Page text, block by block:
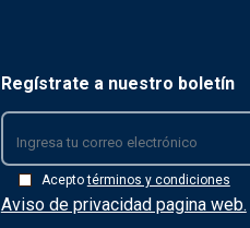
Regístrate a nuestro boletín
Aceptotérminos y condiciones
Aviso de privacidad pagina web.